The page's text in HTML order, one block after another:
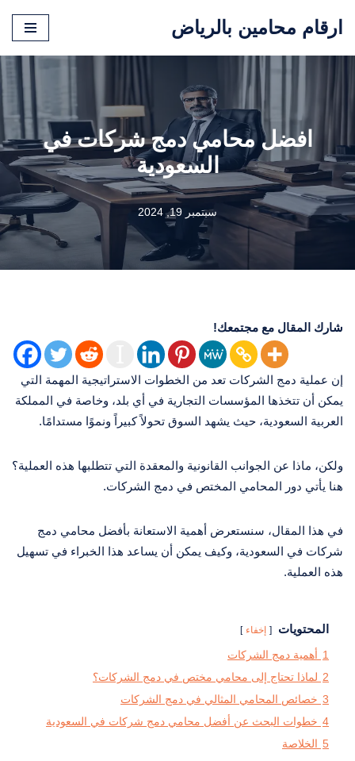
تخطى
ارقام محامين بالرياض
افضل محامي دمج شركات في
السعودية
سبتمبر 19, 2024
شارك المقال مع مجتمعك!
إن عملية دمج الشركات تعد من الخطوات الاستراتيجية المهمة التي
يمكن أن تتخذها المؤسسات التجارية في أي بلد، وخاصة في المملكة
العربية السعودية، حيث يشهد السوق تحولاً كبيراً ونموًا مستدامًا.
ولكن، ماذا عن الجوانب القانونية والمعقدة التي تتطلبها هذه العملية؟
هنا يأتي دور المحامي المختص في دمج الشركات.
في هذا المقال، سنستعرض أهمية الاستعانة بأفضل محامي دمج
شركات في السعودية، وكيف يمكن أن يساعد هذا الخبراء في تسهيل
هذه العملية.
المحتويات إخفاء
1
أهمية دمج الشركات
2 لماذا تحتاج إلى محامي مختص في دمج الشركات؟
3 خصائص المحامي المثالي في دمج الشركات
4 خطوات البحث عن أفضل محامي دمج شركات في السعودية
5
الخلاصة